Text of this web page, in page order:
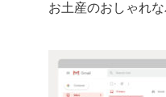
お土産のおしゃれ